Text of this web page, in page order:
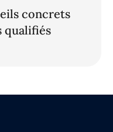
concrets
qualifiés